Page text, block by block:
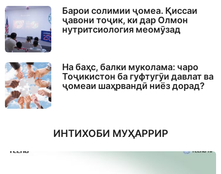
Барои солимии ҷомеа. Қиссаи
ҷавони тоҷик, ки дар Олмон
нутритсиология меомӯзад
На баҳс, балки муколама: чаро
Тоҷикистон ба гуфтугӯи давлат ва
ҷомеаи шаҳрвандӣ ниёз дорад?
ИНТИХОБИ МУҲАРРИР